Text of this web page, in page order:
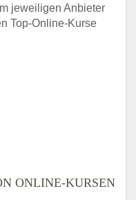
jeweiligen Anbieter
Top-Online-Kurse
ONLINE-KURSEN